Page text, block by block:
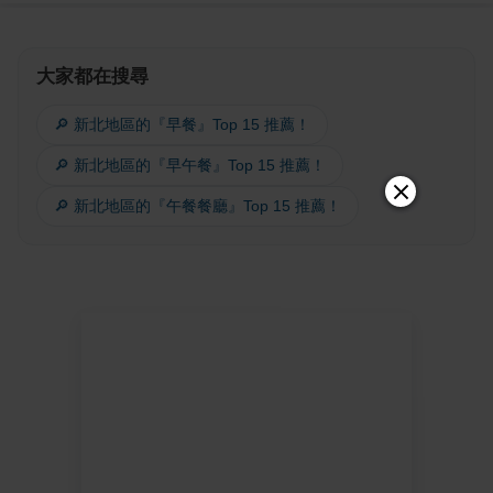
大家都在搜尋
🔎 新北地區的『早餐』Top 15 推薦！
🔎 新北地區的『早午餐』Top 15 推薦！
🔎 新北地區的『午餐餐廳』Top 15 推薦！